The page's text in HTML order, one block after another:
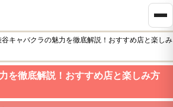
谷キャバクラの魅力を徹底解説！おすすめ店と楽しみ
を徹底解説！おすすめ店と楽しみ方